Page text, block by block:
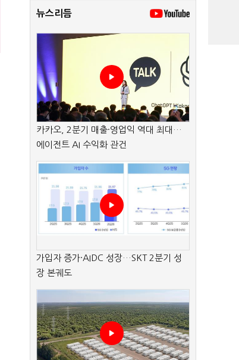
뉴스리듬
카카오, 2분기 매출·영업익 역대 최대…
에이전트 AI 수익화 관건
가입자 증가·AIDC 성장…SKT 2분기 성
장 본궤도